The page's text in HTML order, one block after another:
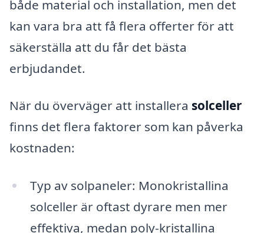
både material och installation, men det
kan vara bra att få flera offerter för att
säkerställa att du får det bästa
erbjudandet.
När du överväger att installera solceller
finns det flera faktorer som kan påverka
kostnaden:
Typ av solpaneler: Monokristallina
solceller är oftast dyrare men mer
effektiva, medan poly-kristallina